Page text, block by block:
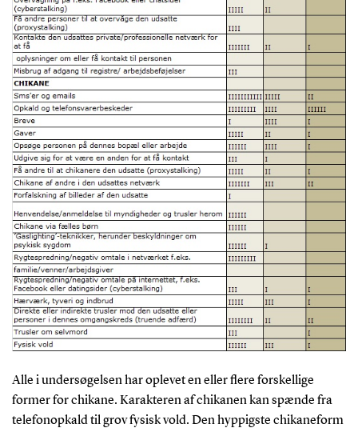
Alle i undersøgelsen har oplevet en eller flere forskellige
former for chikane. Karakteren af chikanen kan spænde fra
telefonopkald til grov fysisk vold. Den hyppigste chikaneform